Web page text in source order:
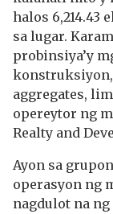
halos 6,214.43
sa lugar.
probinsiya’y
konstruksiyon,
aggregates,
opereytor ng
Realty and
Ayon sa
operasyon ng
nagdulot na